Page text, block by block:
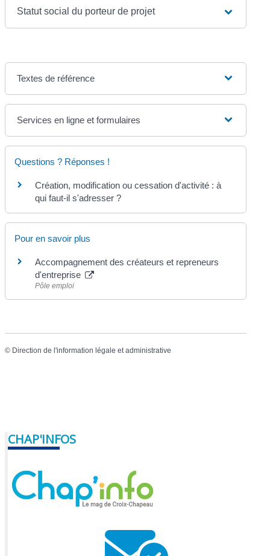
Statut social du porteur de projet
Textes de référence
Services en ligne et formulaires
Questions ? Réponses !
Création, modification ou cessation d'activité : à
qui faut-il s'adresser ?
Pour en savoir plus
Accompagnement des créateurs et repreneurs
d'entreprise
Pôle emploi
© Direction de l'information légale et administrative
CHAP'INFOS